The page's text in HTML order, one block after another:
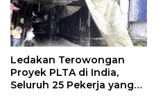
Ledakan Terowongan
Proyek PLTA di India,
Seluruh 25 Pekerja yang